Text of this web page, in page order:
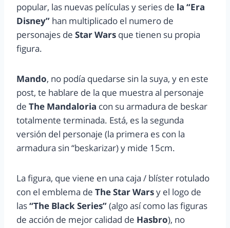
popular, las nuevas películas y series de la “Era
Disney” han multiplicado el numero de
personajes de Star Wars que tienen su propia
figura.
Mando, no podía quedarse sin la suya, y en este
post, te hablare de la que muestra al personaje
de The Mandaloria con su armadura de beskar
totalmente terminada. Está, es la segunda
versión del personaje (la primera es con la
armadura sin “beskarizar) y mide 15cm.
La figura, que viene en una caja / blíster rotulado
con el emblema de The Star Warsy el logo de
las“The Black Series”(algo así como las figuras
de acción de mejor calidad de Hasbro), no